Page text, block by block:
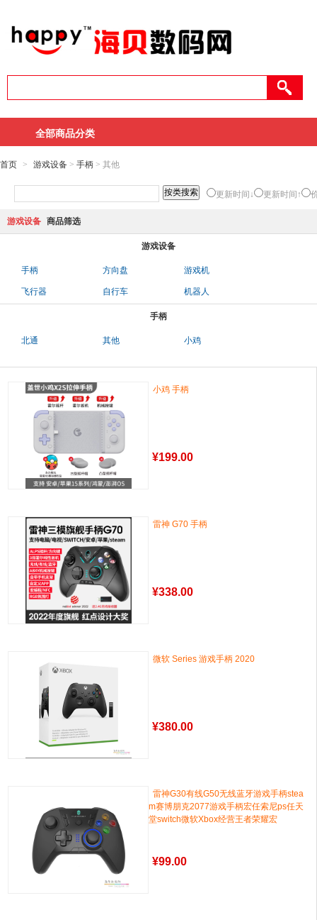
全部商品分类
首页 > 游戏设备 > 手柄 > 其他
更新时间↓ 更新时间↑
游戏设备 商品筛选
游戏设备
手柄 方向盘 游戏机
飞行器 自行车 机器人
手柄
北通 其他 小鸡
小鸡 手柄
¥199.00
雷神 G70 手柄
¥338.00
微软 Series 游戏手柄 2020
¥380.00
雷神G30有线G50无线蓝牙游戏手柄stea
m赛博朋克2077游戏手柄宏任索尼ps任天
堂switch微软Xbox经营王者荣耀宏
¥99.00